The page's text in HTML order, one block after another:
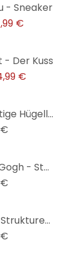
- Sneaker
€
- Der Kuss
€
Leinwandbild Frostige Hügellandschaft - Eisenmann - Panorama
Leinwandbild van Gogh - Sternennacht 1888
Leinwandbild Edle Strukturen in Gold und Violett - Shelest - Panorama